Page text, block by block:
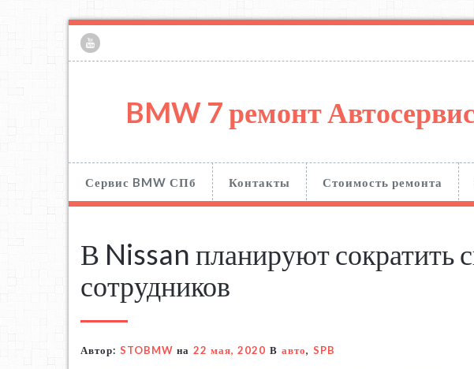
BMW 7 ремонт
Сервис BMW СПб Контакты Стоимость ремонта
В Nissan планируют сократить
сотрудников
Автор: STOBMW на 22 мая, 2020 В авто, SPB